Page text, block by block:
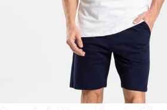
P M G GG